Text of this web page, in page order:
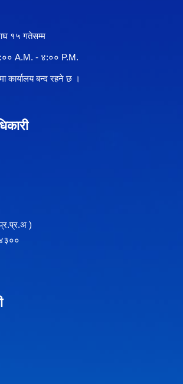
१५ गतेसम्म
A.M. - ४:०० P.M.
कार्यालय बन्द रहने छ ।
)